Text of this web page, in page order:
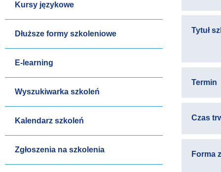
Kursy językowe
Dłuższe formy szkoleniowe
E-learning
Wyszukiwarka szkoleń
Kalendarz szkoleń
Zgłoszenia na szkolenia
Tytuł
Termin
Czas
Forma